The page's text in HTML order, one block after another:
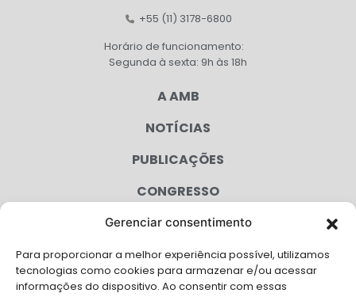
Gerenciar consentimento
Para proporcionar a melhor experiência possível, utilizamos
tecnologias como cookies para armazenar e/ou acessar
informações do dispositivo. Ao consentir com essas
+55 (11) 3178-6800
Horário de funcionamento:
Segunda à sexta: 9h às 18h
A AMB
NOTÍCIAS
PUBLICAÇÕES
CONGRESSO
AGENDA
CAMPANHAS
SERVIÇOS